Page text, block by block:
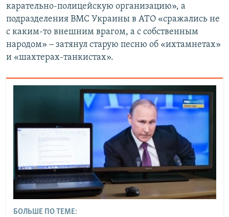
карательно-полицейскую организацию», а
подразделения ВМС Украины в АТО «сражались не
с каким-то внешним врагом, а с собственным
народом» ‒ затянул старую песню об «ихтамнетах»
и «шахтерах-танкистах».
БОЛЬШЕ ПО ТЕМЕ: